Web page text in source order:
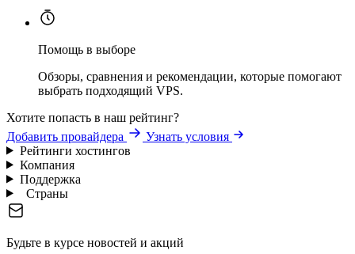
Помощь в выборе
Обзоры, сравнения и рекомендации, которые помогают
выбрать подходящий VPS.
Хотите попасть в наш рейтинг?
Добавить провайдера
Узнать условия
Рейтинги хостингов
Компания
Поддержка
Страны
Будьте в курсе новостей и акций